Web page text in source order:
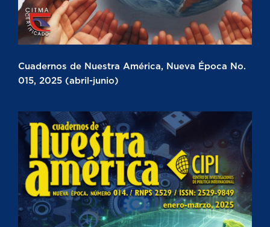
Cuadernos de Nuestra América, Nueva Época No.
015, 2025 (abril-junio)